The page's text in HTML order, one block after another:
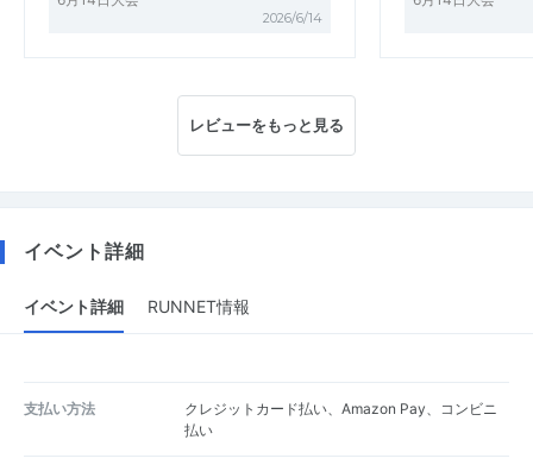
2026/6/14
レビューをもっと見る
イベント詳細
イベント詳細 RUNNET情報
支払い方法
クレジットカード払い、Amazon Pay、コンビニ
払い